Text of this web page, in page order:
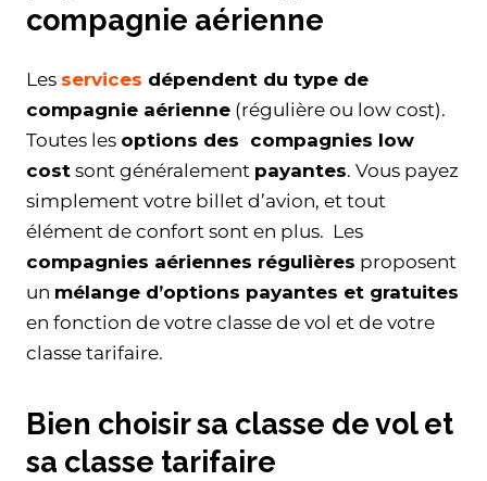
compagnie aérienne
Les services dépendent du type de
compagnie aérienne (régulière ou low cost).
Toutes les options des compagnies low
cost sont généralement payantes. Vous payez
simplement votre billet d’avion, et tout
élément de confort sont en plus. Les
compagnies aériennes régulières proposent
un mélange d’options payantes et gratuites
en fonction de votre classe de vol et de votre
classe tarifaire.
Bien choisir sa classe de vol et
sa classe tarifaire